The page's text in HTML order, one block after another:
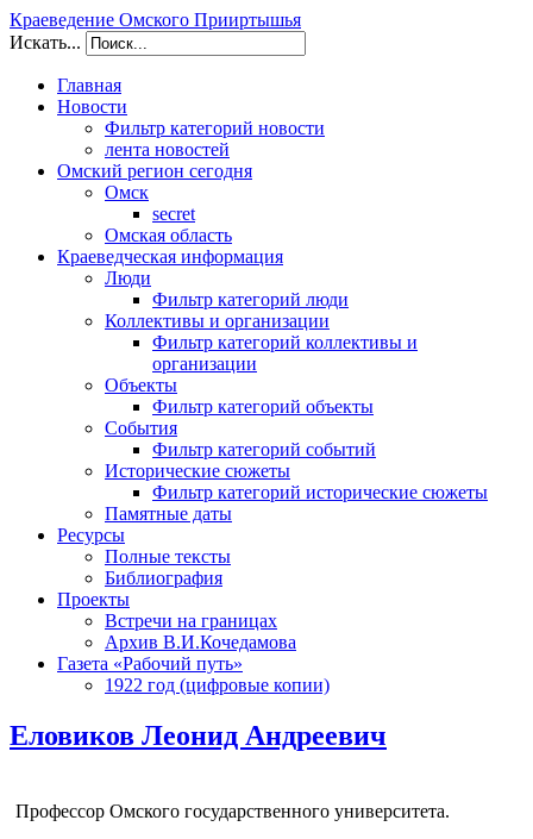
Краеведение Омского Прииртышья
Искать...
Главная
Новости
Фильтр категорий новости
лента новостей
Омский регион сегодня
Омск
secret
Омская область
Краеведческая информация
Люди
Фильтр категорий люди
Коллективы и организации
Фильтр категорий коллективы и
организации
Объекты
Фильтр категорий объекты
События
Фильтр категорий событий
Исторические сюжеты
Фильтр категорий исторические сюжеты
Памятные даты
Ресурсы
Полные тексты
Библиография
Проекты
Встречи на границах
Архив В.И.Кочедамова
Газета «Рабочий путь»
1922 год (цифровые копии)
Еловиков Леонид Андреевич
Профессор Омского государственного университета.